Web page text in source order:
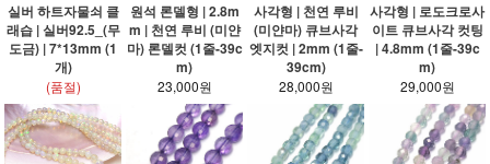
실버 하트자물쇠 클
래습 | 실버92.5_(무
도금) | 7*13mm (1
개)
(품절)
원석 론델형 | 2.8m
m | 천연 루비 (미얀
마) 론델컷 (1줄-39c
m)
23,000원
사각형 | 천연 루비
(미얀마) 큐브사각
엣지컷 | 2mm (1줄-
39cm)
28,000원
사각형 | 로도크로사
이트 큐브사각 컷팅
| 4.8mm (1줄-39c
m)
29,000원